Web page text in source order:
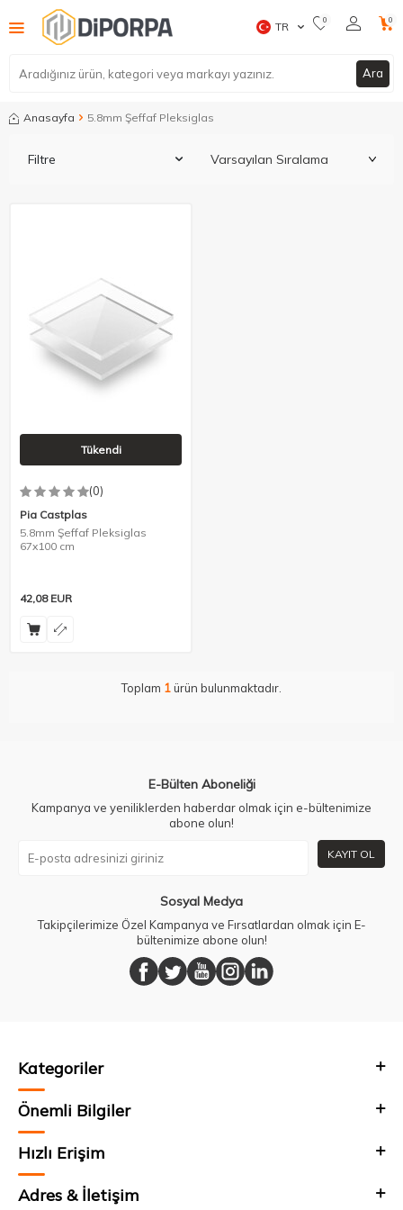
Ara
TR 0 0
Anasayfa 5.8mm Şeffaf Pleksiglas
Filtre
Tükendi
(0)
Pia Castplas
5.8mm Şeffaf Pleksiglas
67x100 cm
42,08EUR
Toplam 1ürün bulunmaktadır.
E-Bülten Aboneliği
Kampanya ve yeniliklerden haberdar olmak için e-bültenimize
abone olun!
KAYIT OL
Sosyal Medya
Takipçilerimize Özel Kampanya ve Fırsatlardan olmak için E-
bültenimize abone olun!
Kategoriler
Önemli Bilgiler
Hızlı Erişim
Adres & İletişim